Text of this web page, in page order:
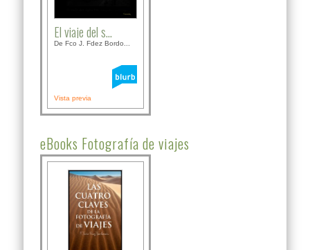
El viaje del s...
De Fco J. Fdez Bordo...
Vista previa
eBooks Fotografía de viajes